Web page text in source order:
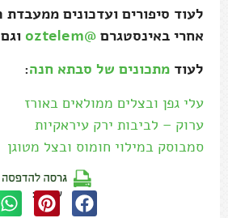
לעוד סיפורים ועדכונים
אחרי באינסטגרם @oztelem וגם
לעוד מתכונים של סבתא חנה:
עלי גפן ובצלים ממולאים באורז
ערוק – לביבות ירק עיראקיות
סמבוסק במילוי חומוס ובצל מטוגן
שתפו: